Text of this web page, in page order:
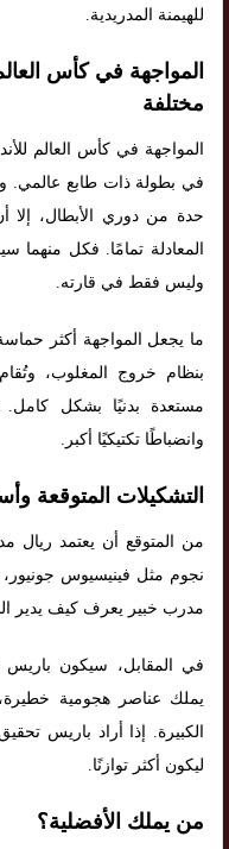
للهيمنة المدريدية.
المواجهة في كأس
مختلفة
المواجهة في كأس العالم
في بطولة ذات طابع عالمي.
حدة من دوري الأبطال، إلا
المعادلة تمامًا. فكل منهما
وليس فقط في قارته.
ما يجعل المواجهة أكثر
بنظام خروج المغلوب،
مستعدة بدنيًا بشكل كامل.
وانضباطًا تكتيكيًا أكبر.
التشكيلات المتوقعة
من المتوقع أن يعتمد ريال
نجوم مثل فينيسيوس
مدرب خبير يعرف كيف يدير
في المقابل، سيكون
يملك عناصر هجومية خطيرة،
الكبيرة. إذا أراد باريس
ليكون أكثر توازنًا.
من يملك الأفضلية؟